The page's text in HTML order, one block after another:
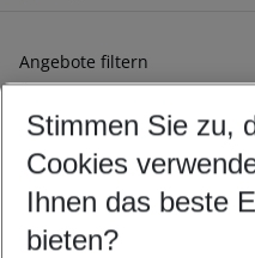
Angebote filtern
Ändern Sie Ihre Kriterien
Abflughafen wählen
Beliebiger Abflughafen
Reisezeitraum wählen
09.08.26– 07.08.27
Stimmen Sie zu,
Cookies
Ihnen das beste
bieten?